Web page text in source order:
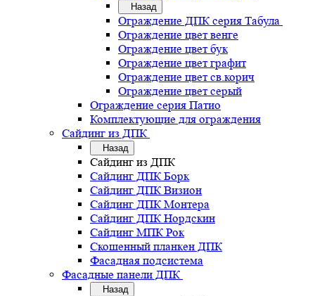
Назад
Ограждение ДПК серия Табула
Ограждение цвет венге
Ограждение цвет бук
Ограждение цвет графит
Ограждение цвет св.корич
Ограждение цвет серый
Ограждение серия Патио
Комплектующие для ограждения
Сайдинг из ДПК
Назад
Сайдинг из ДПК
Сайдинг ДПК Борк
Сайдинг ДПК Визион
Сайдинг ДПК Монтера
Сайдинг ДПК Нордскин
Сайдинг МПК Рок
Скошенный планкен ДПК
Фасадная подсистема
Фасадные панели ДПК
Назад